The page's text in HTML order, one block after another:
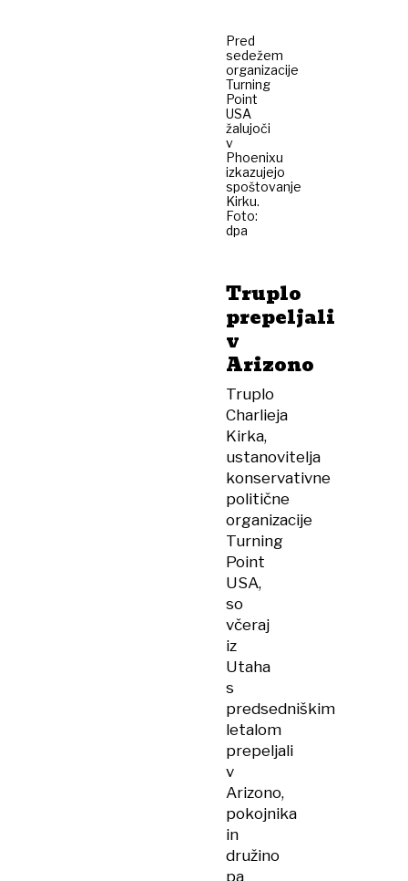
Pred
sedežem
organizacije
Turning
Point
USA
žalujoči
v
Phoenixu
izkazujejo
spoštovanje
Kirku.
Foto:
dpa
Truplo
prepeljali
v
Arizono
Truplo
Charlieja
Kirka,
ustanovitelja
konservativne
politične
organizacije
Turning
Point
USA,
so
včeraj
iz
Utaha
s
predsedniškim
letalom
prepeljali
v
Arizono,
pokojnika
in
družino
pa